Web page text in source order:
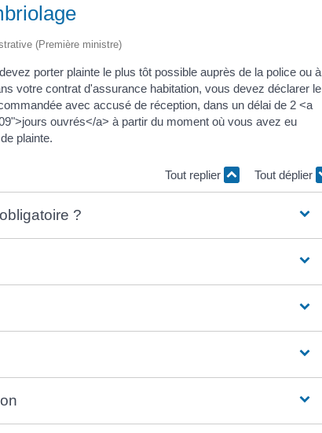
(Première ministre)
porter plainte le plus tôt possible auprès de la police ou à
votre contrat d'assurance habitation, vous devez déclarer le
avec accusé de réception, dans un délai de 2 <a
ouvrés</a> à partir du moment où vous avez eu
plainte.
Tout replier Tout déplier
?